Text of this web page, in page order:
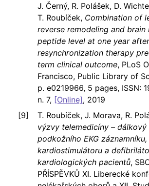
J. Černý, R. Polášek, D.
T. Roubíček, Combination of
reverse remodeling and brain
peptide level at one year
resynchronization therapy
term clinical outcome, PLoS
Francisco, Public Library of
p. e0219966, 5 pages, ISSN:
n. 7, [Online], 2019
T. Roubíček, J. Morava, R.
výzvy telemedicíny –
podkožního EKG záznamníku,
kardiostimulátoru a
kardiologických pacientů,
PŘÍSPĚVKŮ XI. Liberecké